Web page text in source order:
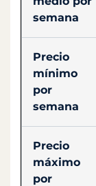
semana
Precio
mínimo
por
semana
Precio
máximo
por